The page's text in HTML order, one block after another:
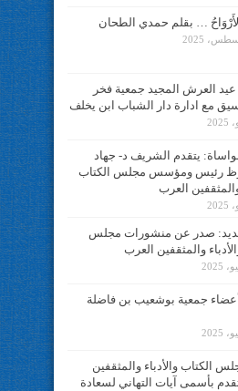
… بقلم حمدي الطحان
عيد العرش المجيد جمعية فخر
مع ادارة دار الشباب ابن يخلف
يتقدم الشريف د- جهاد
رئيس ومؤسس مجلس الكتاب
والمثقفين العرب
صدر عن منشورات مجلس
والمثقفين العرب
جمعية بوشعيب بن فاضلة
الكتاب والأدباء والمثقفين
بأسمى آيات التهاني لسعادة